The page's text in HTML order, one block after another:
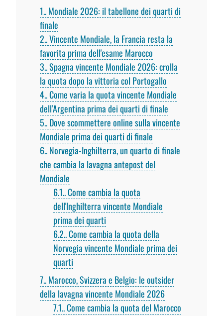
1. Mondiale 2026: il tabellone dei quarti di
finale
2. Vincente Mondiale, la Francia resta la
favorita prima dell'esame Marocco
3. Spagna vincente Mondiale 2026: crolla
la quota dopo la vittoria col Portogallo
4. Come varia la quota vincente Mondiale
dell'Argentina prima dei quarti di finale
5. Dove scommettere online sulla vincente
Mondiale prima dei quarti di finale
6. Norvegia-Inghilterra, un quarto di finale
che cambia la lavagna antepost del
Mondiale
6.1. Come cambia la quota
dell'Inghilterra vincente Mondiale
prima dei quarti
6.2. Come cambia la quota della
Norvegia vincente Mondiale prima dei
quarti
7. Marocco, Svizzera e Belgio: le outsider
della lavagna vincente Mondiale 2026
7.1. Come cambia la quota del Marocco